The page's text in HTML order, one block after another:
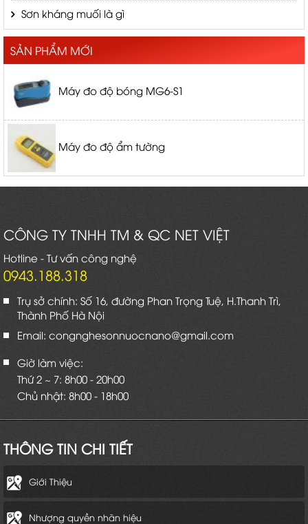
Sơn kháng muối là gì
SẢN PHẨM MỚI
Máy đo độ bóng MG6-S1
Máy đo độ ẩm tường
CÔNG TY TNHH TM & QC NET VIỆT
Hotline - Tư vấn công nghệ
0943.188.318
Trụ sở chính: Số 16, đường Phan Trọng Tuệ, H.Thanh Trì,
Thành Phố Hà Nội
Email: congnghesonnuocnano@gmail.com
Giờ làm việc:
Thứ 2 ~ 7: 8h00 - 20h00
Chủ nhật: 8h00 - 18h00
THÔNG TIN CHI TIẾT
Giới Thiệu
Nhượng quyền nhãn hiệu